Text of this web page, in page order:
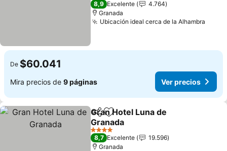
8,9 Excelente
4.764
Granada
Ubicación ideal cerca de la Alhambra
De $60.041
Mira precios de 9 páginas Ver precios
CompartirAgregar a favoritos
Gran Hotel Luna de
Granada
4 Estrellas
8,7 Excelente
19.596
Granada